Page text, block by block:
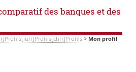
des banques et des
> Mon profil